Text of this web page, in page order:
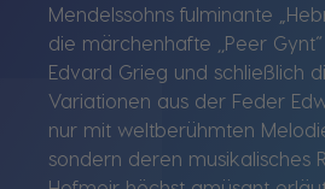
Mendelssohns fulminante
die märchenhafte ,,Peer
Edvard Grieg und schließlich
Variationen aus der Feder
nur mit weltberühmten
sondern deren musikalisches